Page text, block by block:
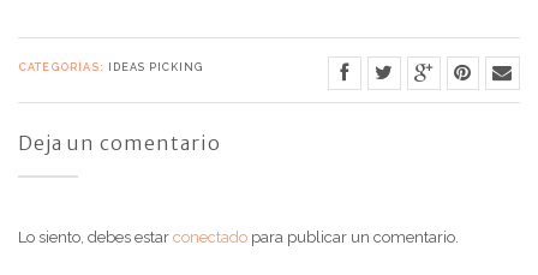
CATEGORÍAS: IDEAS PICKING
Deja un comentario
Lo siento, debes estar conectado para publicar un comentario.